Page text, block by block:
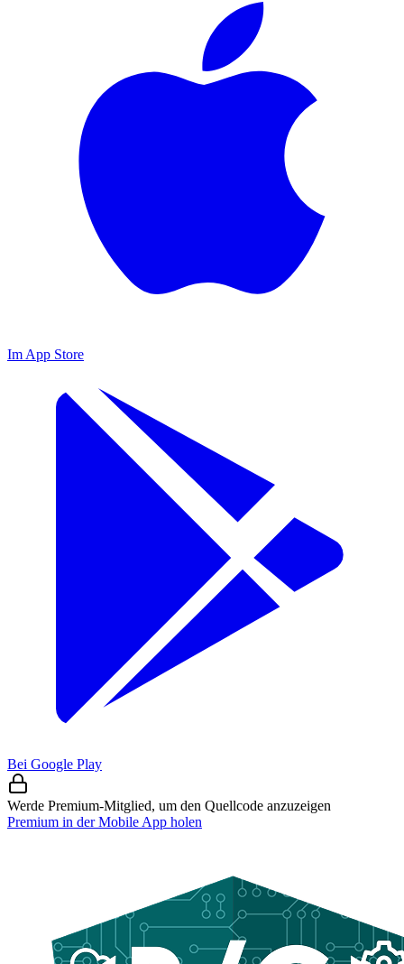
Im App Store
Bei Google Play
Werde Premium-Mitglied, um den Quellcode anzuzeigen
Premium in der Mobile App holen